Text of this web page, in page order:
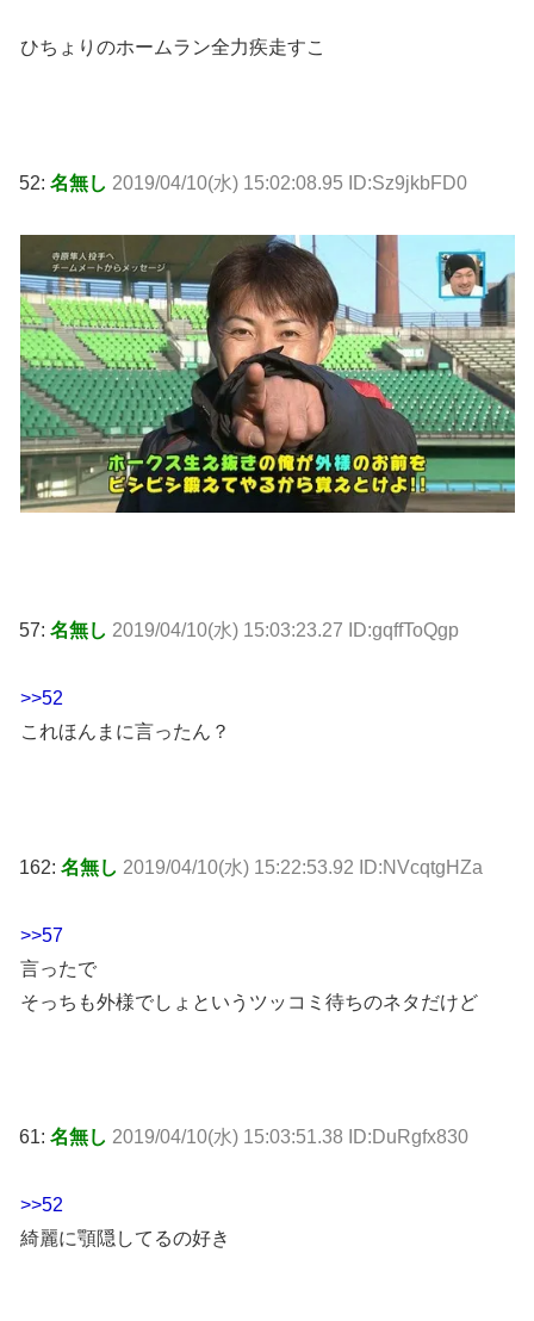
ひちょりのホームラン全力疾走すこ
52: 名無し 2019/04/10(水) 15:02:08.95 ID:Sz9jkbFD0
57: 名無し 2019/04/10(水) 15:03:23.27 ID:gqffToQgp
>>52
これほんまに言ったん？
162: 名無し 2019/04/10(水) 15:22:53.92 ID:NVcqtgHZa
>>57
言ったで
そっちも外様でしょというツッコミ待ちのネタだけど
61: 名無し 2019/04/10(水) 15:03:51.38 ID:DuRgfx830
>>52
綺麗に顎隠してるの好き